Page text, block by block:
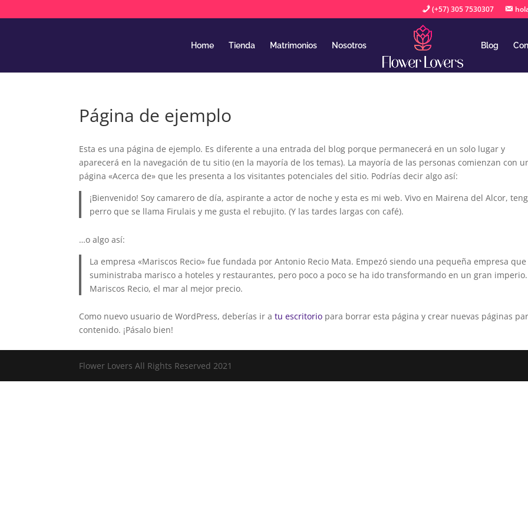
(+57) 305 7530307
Home Tienda Matrimonios Nosotros Blog
Página de ejemplo
Esta es una página de ejemplo. Es diferente a una entrada del blog porque permanecerá en un solo lugar y
aparecerá en la navegación de tu sitio (en la mayoría de los temas). La mayoría de las personas comienzan con
página «Acerca de» que les presenta a los visitantes potenciales del sitio. Podrías decir algo así:
¡Bienvenido! Soy camarero de día, aspirante a actor de noche y esta es mi web. Vivo en Mairena del Alcor,
perro que se llama Firulais y me gusta el rebujito. (Y las tardes largas con café).
…o algo así:
La empresa «Mariscos Recio» fue fundada por Antonio Recio Mata. Empezó siendo una pequeña empresa que
suministraba marisco a hoteles y restaurantes, pero poco a poco se ha ido transformando en un gran imperio.
Mariscos Recio, el mar al mejor precio.
Como nuevo usuario de WordPress, deberías ir atu escritorio para borrar esta página y crear nuevas páginas
contenido. ¡Pásalo bien!
Flower Lovers All Rights Reserved 2021